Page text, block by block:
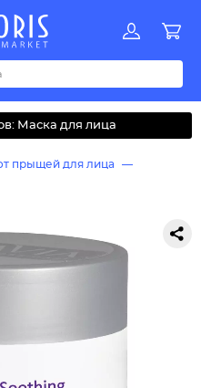
VWYZАБВДЗИМОКЛНПРСТУФ
Маска для лица
прыщей для лица